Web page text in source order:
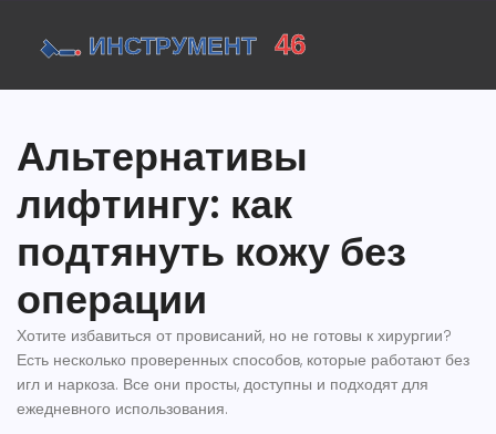
Альтернативы
лифтингу: как
подтянуть кожу без
операции
Хотите избавиться от провисаний, но не готовы к хирургии?
Есть несколько проверенных способов, которые работают без
игл и наркоза. Все они просты, доступны и подходят для
ежедневного использования.